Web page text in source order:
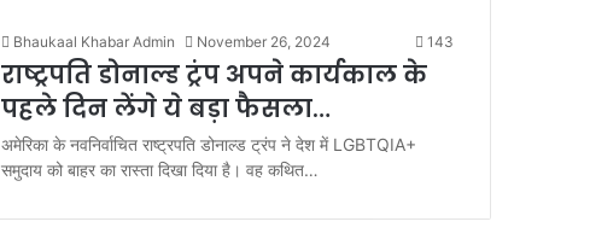
Bhaukaal Khabar Admin November 26, 2024 143
राष्ट्रपति डोनाल्ड ट्रंप अपने कार्यकाल के
पहले दिन लेंगे ये बड़ा फैसला…
अमेरिका के नवनिर्वाचित राष्ट्रपति डोनाल्ड ट्रंप ने देश में LGBTQIA+
समुदाय को बाहर का रास्ता दिखा दिया है। वह कथित…